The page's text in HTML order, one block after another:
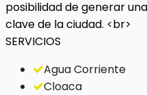
posibilidad de generar
clave de la ciudad. <br>
SERVICIOS
Agua Corriente
Cloaca